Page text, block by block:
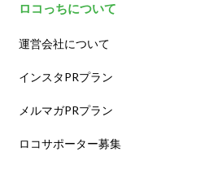
ロコっちについて
運営会社について
インスタPRプラン
メルマガPRプラン
ロコサポーター募集